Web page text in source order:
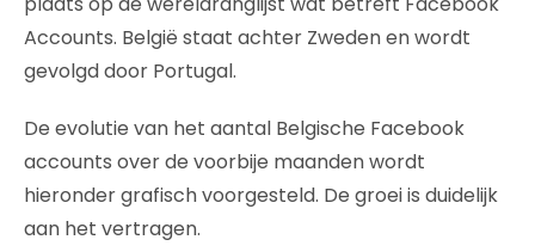
Accounts. België staat achter Zweden en wordt
gevolgd door Portugal.
De evolutie van het aantal Belgische Facebook
accounts over de voorbije maanden wordt
hieronder grafisch voorgesteld. De groei is duidelijk
aan het vertragen.